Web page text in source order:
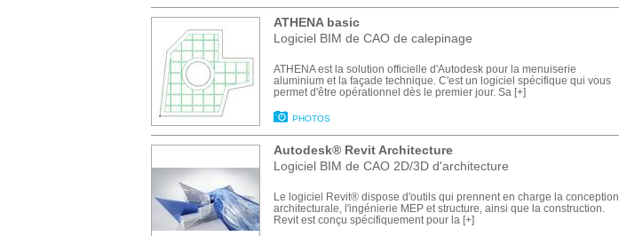
ATHENA basic
Logiciel BIM de CAO de calepinage
ATHENA est la solution officielle d'Autodesk pour la menuiserie
aluminium et la façade technique. C'est un logiciel spécifique qui vous
permet d'être opérationnel dès le premier jour. Sa [+]
PHOTOS
Autodesk® Revit Architecture
Logiciel BIM de CAO 2D/3D d'architecture
Le logiciel Revit® dispose d'outils qui prennent en charge la conception
architecturale, l'ingénierie MEP et structure, ainsi que la construction.
Revit est conçu spécifiquement pour la [+]